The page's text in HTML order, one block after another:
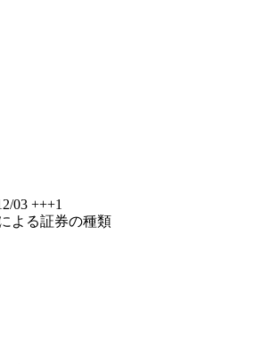
03 +++1
よる証券の種類